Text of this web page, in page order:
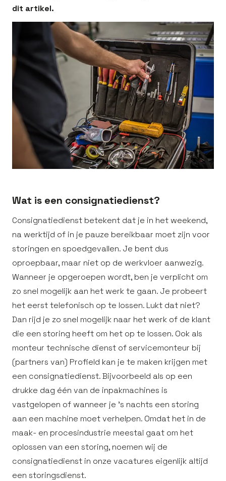
dit artikel.
Wat is een consignatiedienst?
Consignatiedienst betekent dat je in het weekend,
na werktijd of in je pauze bereikbaar moet zijn voor
storingen en spoedgevallen. Je bent dus
oproepbaar, maar niet op de werkvloer aanwezig.
Wanneer je opgeroepen wordt, ben je verplicht om
zo snel mogelijk aan het werk te gaan. Je probeert
het eerst telefonisch op te lossen. Lukt dat niet?
Dan rijd je zo snel mogelijk naar het werk of de klant
die een storing heeft om het op te lossen. Ook als
monteur technische dienst of servicemonteur bij
(partners van) Profield kan je te maken krijgen met
een consignatiedienst. Bijvoorbeeld als op een
drukke dag één van de inpakmachines is
vastgelopen of wanneer je ’s nachts een storing
aan een machine moet verhelpen. Omdat het in de
maak- en procesindustrie meestal gaat om het
oplossen van een storing, noemen wij de
consignatiedienst in onze vacatures eigenlijk altijd
een storingsdienst.